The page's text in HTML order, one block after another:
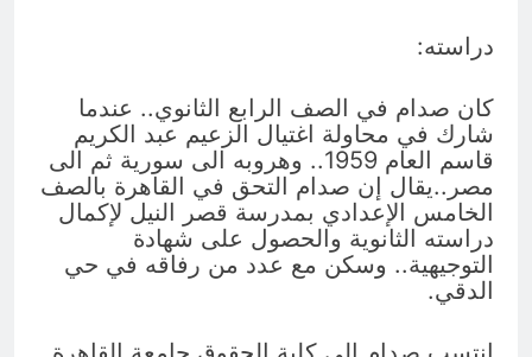
دراسته:
كان صدام في الصف الرابع الثانوي.. عندما
شارك في محاولة اغتيال الزعيم عبد الكريم
قاسم العام 1959.. وهروبه الى سورية ثم الى
مصر..يقال إن صدام التحق في القاهرة بالصف
الخامس الإعدادي بمدرسة قصر النيل لإكمال
دراسته الثانوية والحصول على شهادة
التوجيهية.. وسكن مع عدد من رفاقه في حي
الدقي.